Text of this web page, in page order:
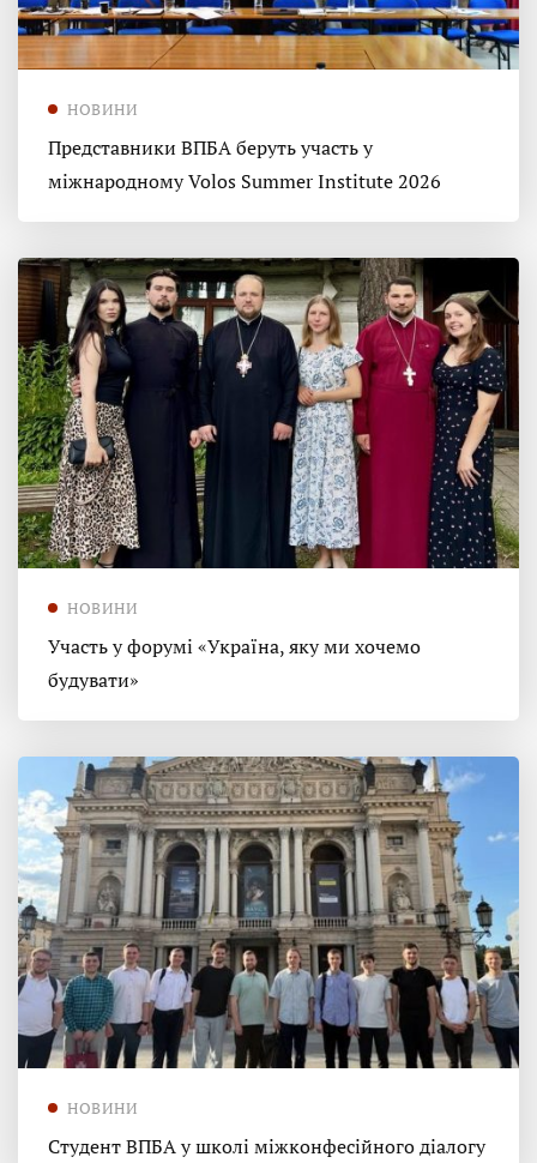
НОВИНИ
Представники ВПБА беруть участь у
міжнародному Volos Summer Institute 2026
НОВИНИ
Участь у форумі «Україна, яку ми хочемо
будувати»
НОВИНИ
Студент ВПБА у школі міжконфесійного діалогу